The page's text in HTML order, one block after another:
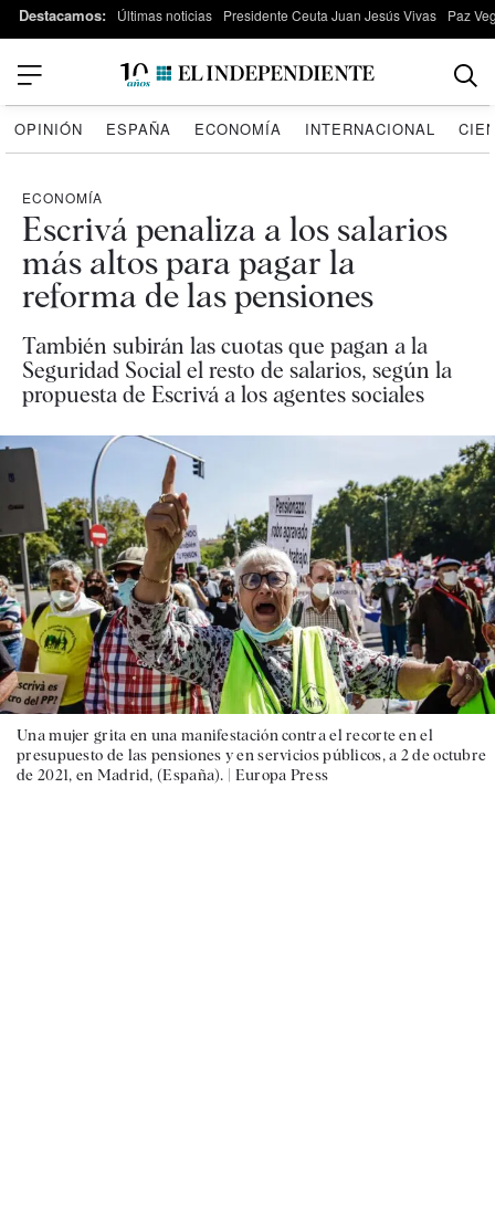
Destacamos: Últimas noticias Presidente Ceuta Juan Jesús Vivas Paz
OPINIÓN ESPAÑA ECONOMÍA INTERNACIONAL
ECONOMÍA
Escrivá penaliza a los salarios
más altos para pagar la
reforma de las pensiones
También subirán las cuotas que pagan a la
Seguridad Social el resto de salarios, según la
propuesta de Escrivá a los agentes sociales
Una mujer grita en una manifestación contra el recorte en el
presupuesto de las pensiones y en servicios públicos, a 2 de octubre
de 2021, en Madrid, (España). | Europa Press